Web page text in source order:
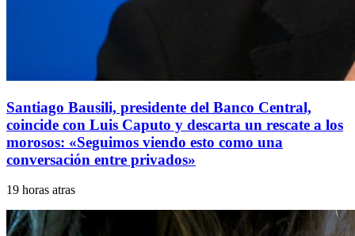
Santiago Bausili, presidente del Banco Central,
coincide con Luis Caputo y descarta un rescate a los
morosos: «Seguimos viendo esto como una
conversación entre privados»
19 horas atras